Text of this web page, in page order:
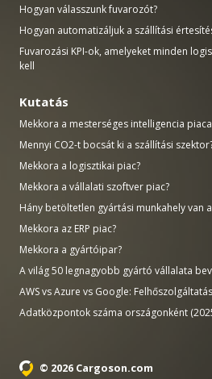
Hogyan válasszunk fuvarozót?
Hogyan automatizáljuk a szállítási
Fuvarozási KPI-ok, amelyeket minden
kell
Kutatás
Mekkora a mesterséges intelligencia
Mennyi CO2-t bocsát ki a szállítási
Mekkora a logisztikai piac?
Mekkora a vállalati szoftver piac?
Hány betöltetlen gyártási munkahely van
Mekkora az ERP piac?
Mekkora a gyártóipar?
A világ 50 legnagyobb gyártó vállalata
AWS vs Azure vs Google:
Adatközpontok száma országonként
© 2026 Cargoson.com